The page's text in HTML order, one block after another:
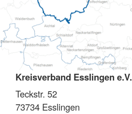
Kreisverband Esslingen e.V.
Teckstr. 52
73734 Esslingen